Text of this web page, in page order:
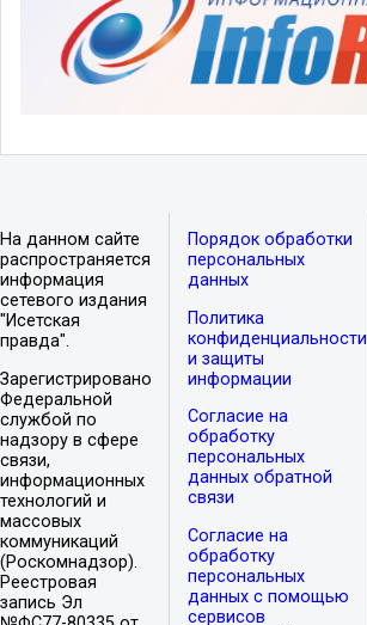
На данном сайте
распространяется
информация
сетевого издания
"Исетская
правда".
Зарегистрировано
Федеральной
службой по
надзору в сфере
связи,
информационных
технологий и
массовых
коммуникаций
(Роскомнадзор).
Реестровая
запись Эл
Порядок обработки
персональных
данных
Политика
конфиденциальности
и защиты
информации
Согласие на
обработку
персональных
данных обратной
связи
Согласие на
обработку
персональных
данных с помощью
сервисов